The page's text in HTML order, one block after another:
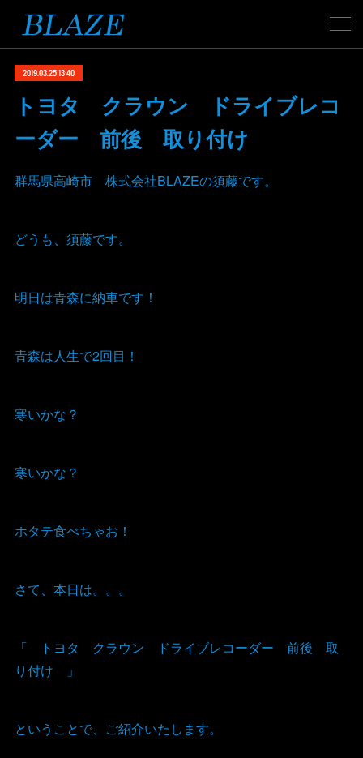
2019.03.25 13:40
トヨタ クラウン ドライブレコ
ーダー 前後 取り付け
群馬県高崎市 株式会社BLAZEの須藤です。
どうも、須藤です。
明日は青森に納車です！
青森は人生で2回目！
寒いかな？
寒いかな？
ホタテ食べちゃお！
さて、本日は。。。
「 トヨタ クラウン ドライブレコーダー 前後 取
り付け 」
ということで、ご紹介いたします。